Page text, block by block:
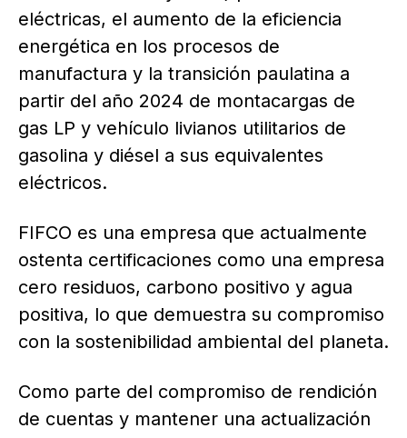
eléctricas, el aumento de la eficiencia
energética en los procesos de
manufactura y la transición paulatina a
partir del año 2024 de montacargas de
gas LP y vehículo livianos utilitarios de
gasolina y diésel a sus equivalentes
eléctricos.
FIFCO es una empresa que actualmente
ostenta certificaciones como una empresa
cero residuos, carbono positivo y agua
positiva, lo que demuestra su compromiso
con la sostenibilidad ambiental del planeta.
Como parte del compromiso de rendición
de cuentas y mantener una actualización